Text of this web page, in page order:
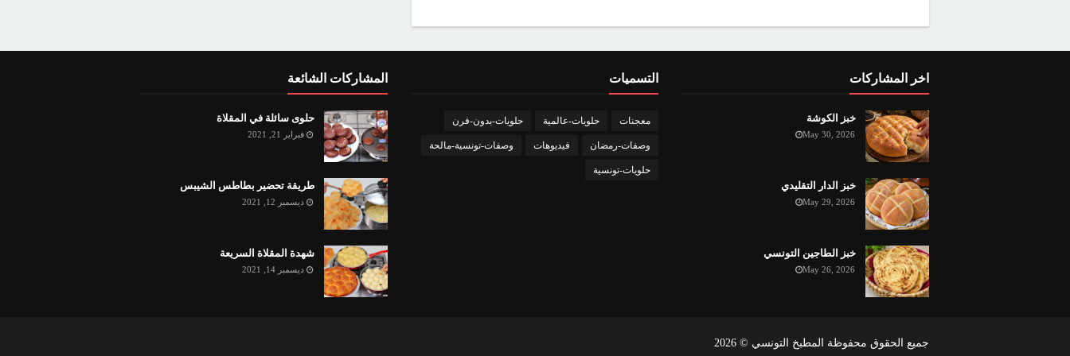
اخر المشاركات
خبز الكوشة
May 30, 2026
خبز الدار التقليدي
May 29, 2026
خبز الطاجين التونسي
May 26, 2026
التسميات
معجنات حلويات-عالمية حلويات-بدون-فرن
وصفات-رمضان فيديوهات وصفات-تونسية-مالحة
حلويات-تونسية
المشاركات الشائعة
حلوى سائلة في المقلاة
فبراير 21, 2021
طريقة تحضير بطاطس الشيبس
ديسمبر 12, 2021
شهدة المقلاة السريعة
ديسمبر 14, 2021
جميع الحقوق محفوظة المطبخ التونسي © 2026